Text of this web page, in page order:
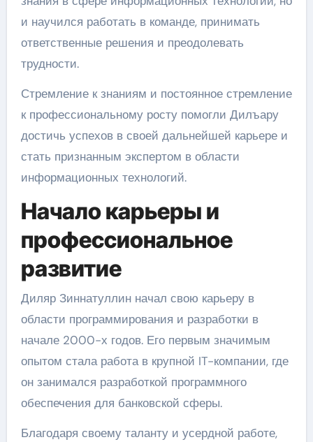
и научился работать в команде, принимать
ответственные решения и преодолевать
трудности.
Стремление к знаниям и постоянное стремление
к профессиональному росту помогли Дилъару
достичь успехов в своей дальнейшей карьере и
стать признанным экспертом в области
информационных технологий.
Начало карьеры и
профессиональное
развитие
Диляр Зиннатуллин начал свою карьеру в
области программирования и разработки в
начале 2000-х годов. Его первым значимым
опытом стала работа в крупной IT-компании, где
он занимался разработкой программного
обеспечения для банковской сферы.
Благодаря своему таланту и усердной работе,